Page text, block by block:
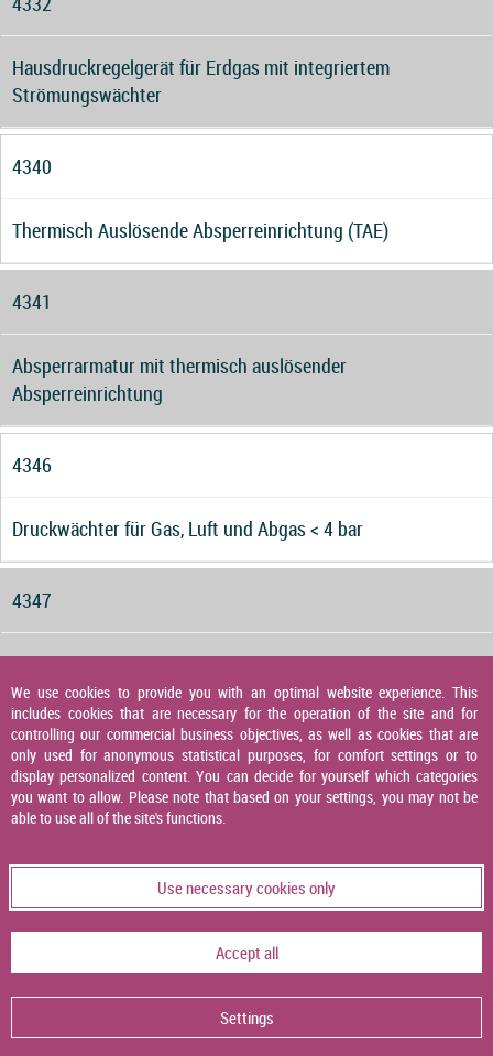
Hausdruckregelgerät für Erdgas mit integriertem
Strömungswächter
4340
Thermisch Auslösende Absperreinrichtung (TAE)
4341
Absperrarmatur mit thermisch auslösender
Absperreinrichtung
4346
Druckwächter für Gas, Luft und Abgas < 4 bar
4347
Druckwächter für Gas, Luft und Abgas
4348
Druckaufnehmer
4349
Temperaturaufnehmer
4356
We use cookies to provide you with an optimal website experience. This
includes cookies that are necessary for the operation of the site and for
controlling our commercial business objectives, as well as cookies that are
only used for anonymous statistical purposes, for comfort settings or to
display personalized content. You can decide for yourself which categories
you want to allow. Please note that based on your settings, you may not be
able to use all of the site's functions.
Use necessary cookies only
Accept all
Settings